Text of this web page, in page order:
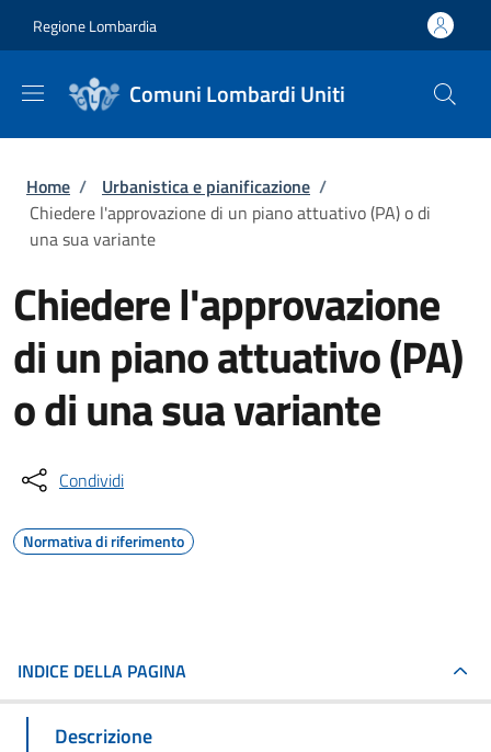
Regione Lombardia
Comuni Lombardi Uniti
Briciole di pane
Home / Urbanistica e pianificazione /
Chiedere l'approvazione di un piano attuativo (PA) o di
una sua variante
Chiedere l'approvazione
di un piano attuativo (PA)
o di una sua variante
Condividi
Normativa di riferimento
INDICE DELLA PAGINA
Descrizione